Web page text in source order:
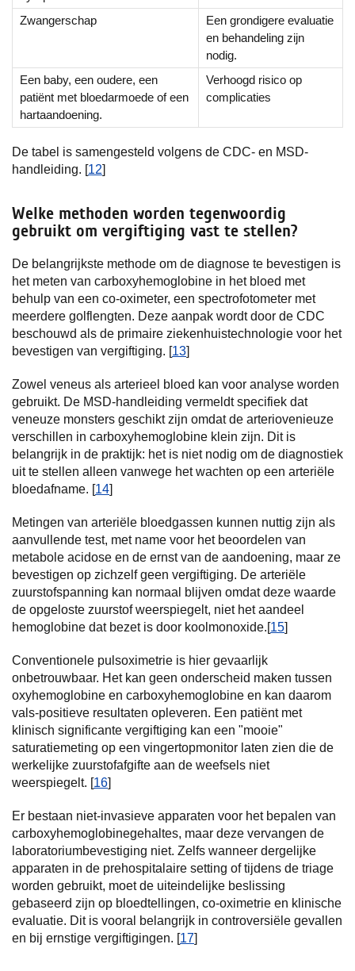
Zwangerschap
Een grondigere evaluatie
en behandeling zijn
nodig.
Een baby, een oudere, een
patiënt met bloedarmoede of een
hartaandoening.
Verhoogd risico op
complicaties
De tabel is samengesteld volgens de CDC- en MSD-
handleiding. [12]
Welke methoden worden tegenwoordig
gebruikt om vergiftiging vast te stellen?
De belangrijkste methode om de diagnose te bevestigen is
het meten van carboxyhemoglobine in het bloed met
behulp van een co-oximeter, een spectrofotometer met
meerdere golflengten. Deze aanpak wordt door de CDC
beschouwd als de primaire ziekenhuistechnologie voor het
bevestigen van vergiftiging. [13]
Zowel veneus als arterieel bloed kan voor analyse worden
gebruikt. De MSD-handleiding vermeldt specifiek dat
veneuze monsters geschikt zijn omdat de arteriovenieuze
verschillen in carboxyhemoglobine klein zijn. Dit is
belangrijk in de praktijk: het is niet nodig om de diagnostiek
uit te stellen alleen vanwege het wachten op een arteriële
bloedafname. [14]
Metingen van arteriële bloedgassen kunnen nuttig zijn als
aanvullende test, met name voor het beoordelen van
metabole acidose en de ernst van de aandoening, maar ze
bevestigen op zichzelf geen vergiftiging. De arteriële
zuurstofspanning kan normaal blijven omdat deze waarde
de opgeloste zuurstof weerspiegelt, niet het aandeel
hemoglobine dat bezet is door koolmonoxide.[15]
Conventionele pulsoximetrie is hier gevaarlijk
onbetrouwbaar. Het kan geen onderscheid maken tussen
oxyhemoglobine en carboxyhemoglobine en kan daarom
vals-positieve resultaten opleveren. Een patiënt met
klinisch significante vergiftiging kan een "mooie"
saturatiemeting op een vingertopmonitor laten zien die de
werkelijke zuurstofafgifte aan de weefsels niet
weerspiegelt. [16]
Er bestaan niet-invasieve apparaten voor het bepalen van
carboxyhemoglobinegehaltes, maar deze vervangen de
laboratoriumbevestiging niet. Zelfs wanneer dergelijke
apparaten in de prehospitalaire setting of tijdens de triage
worden gebruikt, moet de uiteindelijke beslissing
gebaseerd zijn op bloedtellingen, co-oximetrie en klinische
evaluatie. Dit is vooral belangrijk in controversiële gevallen
en bij ernstige vergiftigingen. [17]